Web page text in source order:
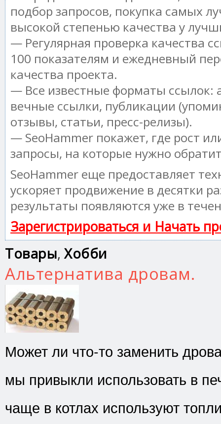
подбор запросов, покупка самых
высокой степенью качества у
— Регулярная проверка качества
100 показателям и ежедневный
качества проекта.
— Все известные форматы ссылок:
вечные ссылки, публикации
отзывы, статьи, пресс-релизы).
— SeoHammer покажет, где рост
запросы, на которые нужно
SeoHammer еще предоставляет
ускоряет продвижение в десятки
результаты появляются уже в
Зарегистрироваться и Начать
Товары,Хобби
Альтернатива дровам.
Может ли что-то заменить
мы привыкли использовать в
чаще в котлах используют